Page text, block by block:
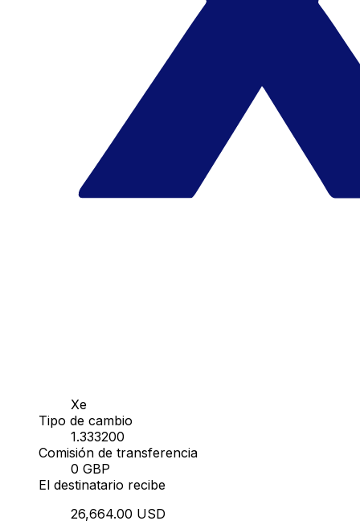
Xe
Tipo de cambio
1.333200
Comisión de transferencia
0 GBP
El destinatario recibe
26,664.00 USD